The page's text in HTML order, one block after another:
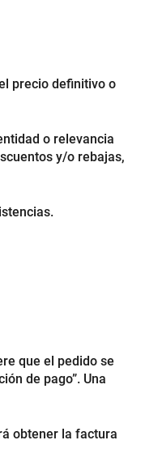
precio definitivo o
o relevancia
y/o rebajas,
que el pedido se
de pago”. Una
obtener la factura